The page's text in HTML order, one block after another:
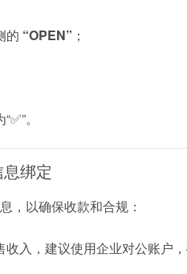
的 “OPEN” ；
。
绑定
， 以确保收款和合规：
收入， 建议使用企业对公账户，